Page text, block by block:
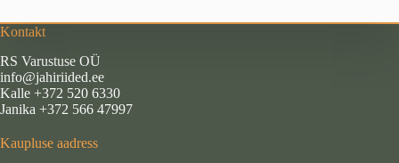
Kontakt
RS Varustuse OÜ
info@jahiriided.ee
Kalle +372 520 6330
Janika +372 566 47997
Kaupluse aadress